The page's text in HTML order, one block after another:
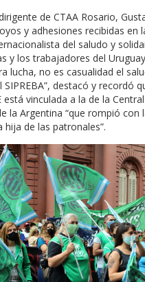
de CTAA Rosario,
y adhesiones recibidas en
del saludo y
y los trabajadores del
lucha, no es casualidad el
destacó y recordó
está vinculada a la de la
la Argentina “que rompió con
hija de las patronales”.